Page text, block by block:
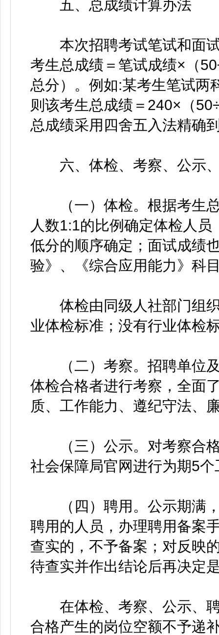
五、总成绩计算办法
本次招聘考试笔试和面试
考生总成绩＝笔试成绩×（
总分）。例如:某考生笔试两
则该考生总成绩＝240×（
总成绩采用四舍五入法精确
六、体检、考察、公示
（一）体检。根据考生总
人数1:1的比例确定体检人
低分的顺序确定；面试成绩
验》、《综合应用能力》科
体检由同级人社部门组织
业体检标准；没有行业体检
（二）考察。招聘单位及
体检合格者进行考察，全面
质、工作能力、遵纪守法、
（三）公示。对考察合格
社会保障局官网进行为期5
（四）聘用。公示期满，
聘用的人员，办理聘用备案
查实的，不予备案；对反映
待查实并作出结论后再决定
在体检、考察、公示、聘
合格产生的岗位空额不予递